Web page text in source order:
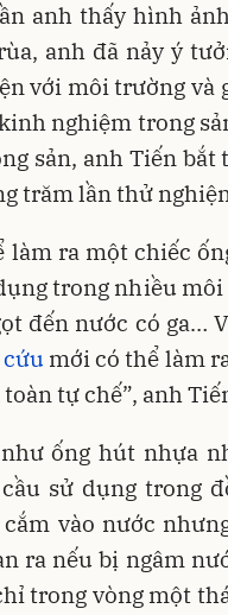
anh thấy hình
anh đã nảy ý
với môi trường và
nghiệm trong
sản, anh Tiến
trăm lần thử
làm ra một chiếc
trong nhiều
đến nước có ga…
mới có thể làm
tự chế”, anh
ống hút nhựa
sử dụng trong
vào nước
ra nếu bị ngâm
trong vòng một